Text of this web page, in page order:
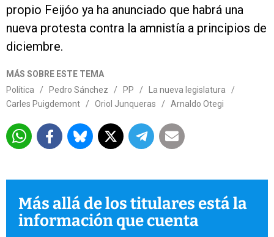
propio Feijóo ya ha anunciado que habrá una
nueva protesta contra la amnistía a principios de
diciembre.
MÁS SOBRE ESTE TEMA
Política
/ Pedro Sánchez / PP / La nueva legislatura
/
Carles Puigdemont
/ Oriol Junqueras / Arnaldo Otegi
Más allá de los titulares está la
información que cuenta